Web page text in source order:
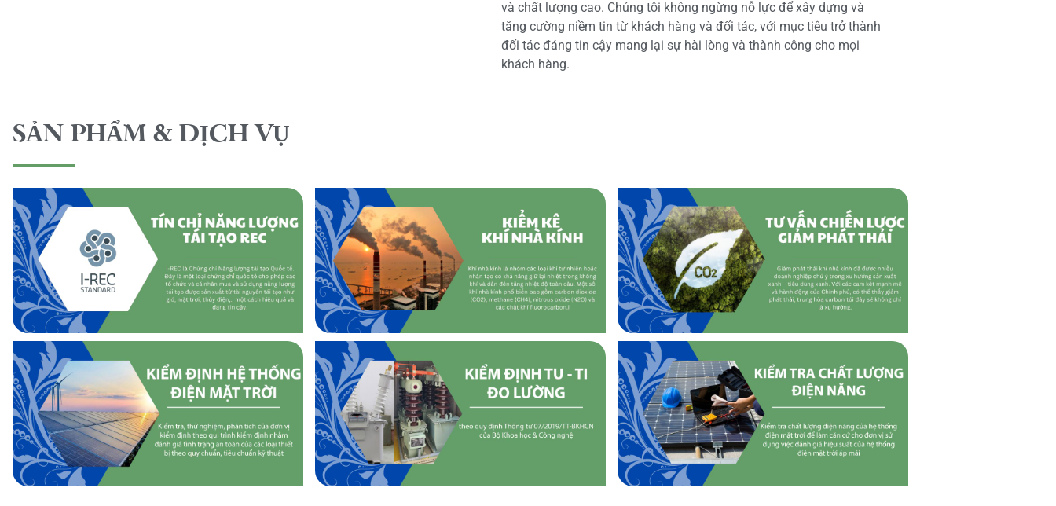
và chất lượng cao. Chúng tôi không ngừng nỗ lực để xây dựng và
tăng cường niềm tin từ khách hàng và đối tác, với mục tiêu trở thành
đối tác đáng tin cậy mang lại sự hài lòng và thành công cho mọi
khách hàng.
SẢN PHẨM & DỊCH VỤ